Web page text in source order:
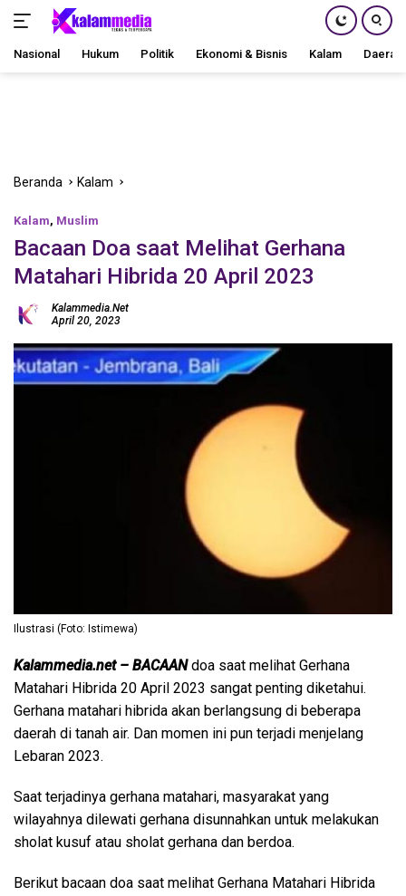
Nasional Hukum Politik Ekonomi & Bisnis Kalam Daerah
Beranda Kalam
Kalam, Muslim
Bacaan Doa saat Melihat Gerhana
Matahari Hibrida 20 April 2023
Kalammedia.net
April 20, 2023
Ilustrasi (Foto: Istimewa)
Kalammedia.net – BACAANdoa saat melihat Gerhana
Matahari Hibrida 20 April 2023 sangat penting diketahui.
Gerhana matahari hibrida akan berlangsung di beberapa
daerah di tanah air. Dan momen ini pun terjadi menjelang
Lebaran 2023.
Saat terjadinya gerhana matahari, masyarakat yang
wilayahnya dilewati gerhana disunnahkan untuk melakukan
sholat kusuf atau sholat gerhana dan berdoa.
Berikut bacaan doa saat melihat Gerhana Matahari Hibrida